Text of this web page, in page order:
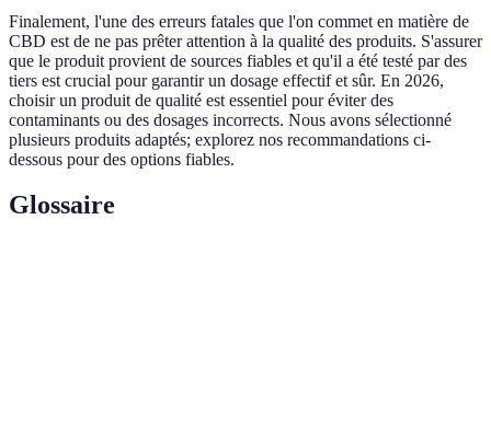
Finalement, l'une des erreurs fatales que l'on commet en matière de
CBD est de ne pas prêter attention à la qualité des produits. S'assurer
que le produit provient de sources fiables et qu'il a été testé par des
tiers est crucial pour garantir un dosage effectif et sûr. En 2026,
choisir un produit de qualité est essentiel pour éviter des
contaminants ou des dosages incorrects. Nous avons sélectionné
plusieurs produits adaptés; explorez nos recommandations ci-
dessous pour des options fiables.
Glossaire